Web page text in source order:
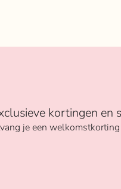
kortingen en
je een